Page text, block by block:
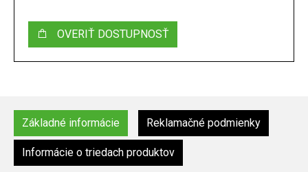
OVERIŤ DOSTUPNOSŤ
Základné informácie Reklamačné podmienky
Informácie o triedach produktov